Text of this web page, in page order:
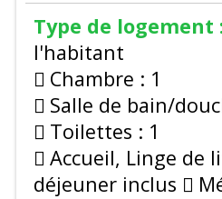
Type de logement
l'habitant
Chambre : 1
Salle de bain/
Toilettes : 1
Accueil, Linge de
déjeuner inclus